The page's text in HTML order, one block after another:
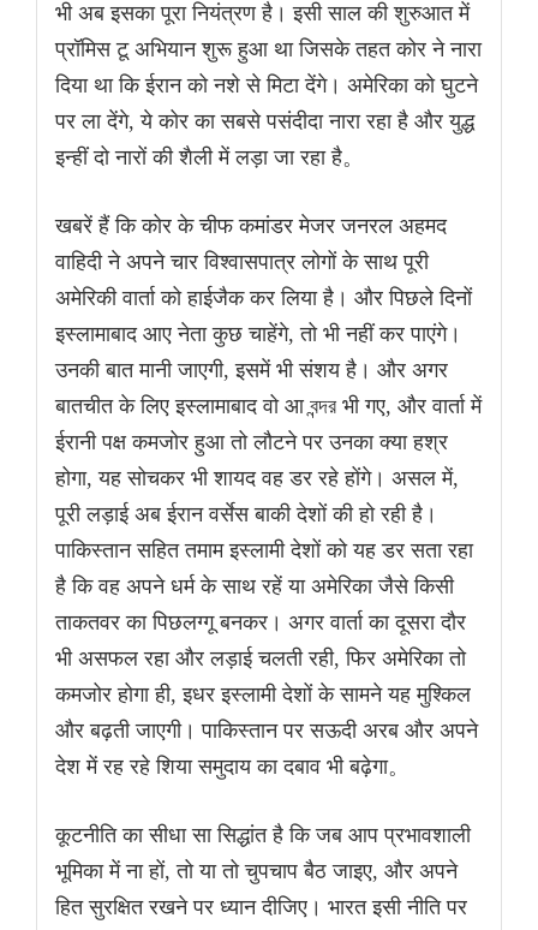
भी अब इसका पूरा नियंत्रण है। इसी साल की शुरुआत में
प्रॉमिस टू अभियान शुरू हुआ था जिसके तहत कोर ने नारा
दिया था कि ईरान को नशे से मिटा देंगे। अमेरिका को घुटने
पर ला देंगे, ये कोर का सबसे पसंदीदा नारा रहा है और युद्ध
इन्हीं दो नारों की शैली में लड़ा जा रहा है。
खबरें हैं कि कोर के चीफ कमांडर मेजर जनरल अहमद
वाहिदी ने अपने चार विश्वासपात्र लोगों के साथ पूरी
अमेरिकी वार्ता को हाईजैक कर लिया है। और पिछले दिनों
इस्लामाबाद आए नेता कुछ चाहेंगे, तो भी नहीं कर पाएंगे।
उनकी बात मानी जाएगी, इसमें भी संशय है। और अगर
बातचीत के लिए इस्लामाबाद वो आ বন্দর भी गए, और वार्ता में
ईरानी पक्ष कमजोर हुआ तो लौटने पर उनका क्या हश्र
होगा, यह सोचकर भी शायद वह डर रहे होंगे। असल में,
पूरी लड़ाई अब ईरान वर्सेस बाकी देशों की हो रही है।
पाकिस्तान सहित तमाम इस्लामी देशों को यह डर सता रहा
है कि वह अपने धर्म के साथ रहें या अमेरिका जैसे किसी
ताकतवर का पिछलग्गू बनकर। अगर वार्ता का दूसरा दौर
भी असफल रहा और लड़ाई चलती रही, फिर अमेरिका तो
कमजोर होगा ही, इधर इस्लामी देशों के सामने यह मुश्किल
और बढ़ती जाएगी। पाकिस्तान पर सऊदी अरब और अपने
देश में रह रहे शिया समुदाय का दबाव भी बढ़ेगा。
कूटनीति का सीधा सा सिद्धांत है कि जब आप प्रभावशाली
भूमिका में ना हों, तो या तो चुपचाप बैठ जाइए, और अपने
हित सुरक्षित रखने पर ध्यान दीजिए। भारत इसी नीति पर